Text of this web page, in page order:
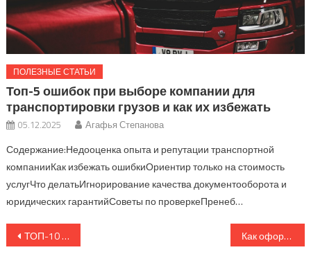
ПОЛЕЗНЫЕ СТАТЬИ
Топ-5 ошибок при выборе компании для
транспортировки грузов и как их избежать
05.12.2025 Агафья Степанова
Содержание:Недооценка опыта и репутации транспортной
компанииКак избежать ошибкиОриентир только на стоимость
услугЧто делатьИгнорирование качества документооборота и
юридических гарантийСоветы по проверкеПренеб…
Навигация
ТОП-10 лайфхаков для экономии на международных грузоперевозках Как оформить страхование груза при перевозке: пошаговое руководство